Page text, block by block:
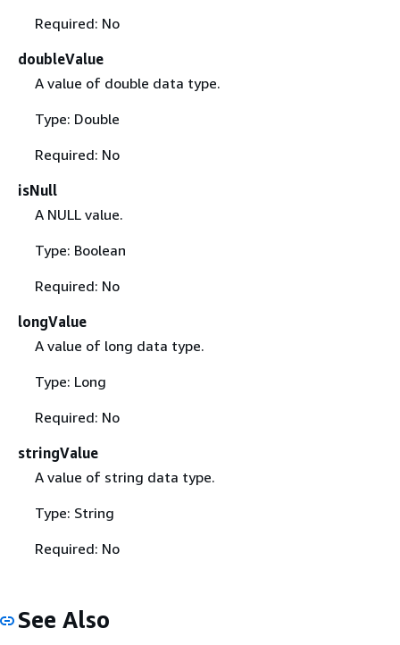
Required: No
doubleValue
A value of double data type.
Type: Double
Required: No
isNull
A NULL value.
Type: Boolean
Required: No
longValue
A value of long data type.
Type: Long
Required: No
stringValue
A value of string data type.
Type: String
Required: No
See Also